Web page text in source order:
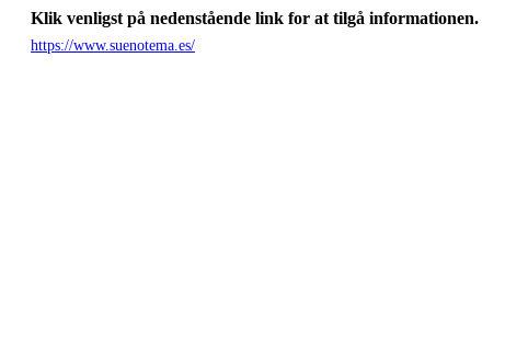
Klik venligst på nedenstående link for at tilgå informationen.
https://www.suenotema.es/